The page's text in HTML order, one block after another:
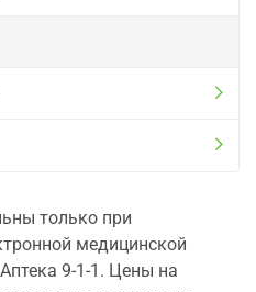
только при
медицинской
9-1-1. Цены на